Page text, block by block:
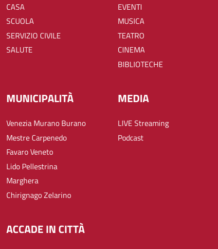
CASA
SCUOLA
SERVIZIO CIVILE
SALUTE
EVENTI
MUSICA
TEATRO
CINEMA
BIBLIOTECHE
MUNICIPALITÀ
Venezia Murano Burano
Mestre Carpenedo
Favaro Veneto
Lido Pellestrina
Marghera
Chirignago Zelarino
MEDIA
LIVE Streaming
Podcast
ACCADE IN CITTÀ